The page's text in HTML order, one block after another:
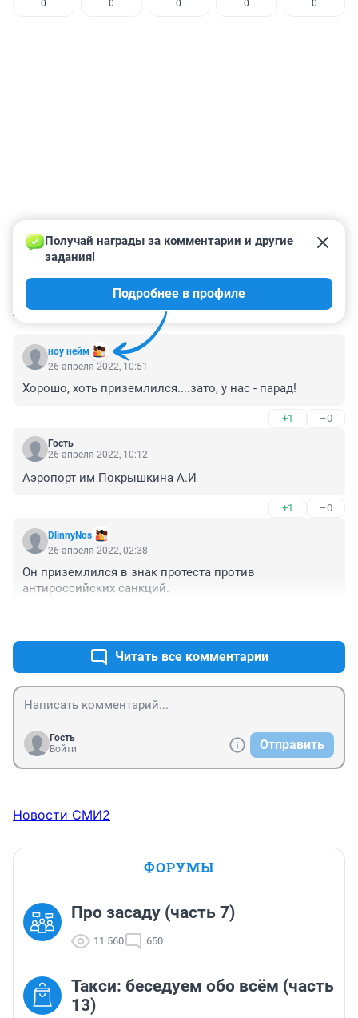
0 0 0 0 0
КОММЕНТАРИИ 54
ноу нейм
Получай награды за комментарии и другие
задания!
Подробнее в профиле
26 апреля 2022, 10:51
Хорошо, хоть приземлился....зато, у нас - парад!
+1 –0
Гость
26 апреля 2022, 10:12
Аэропорт им Покрышкина А.И
+1 –0
DlinnyNos
26 апреля 2022, 02:38
Он приземлился в знак протеста против
антироссийских санкций.
Читать все комментарии
Гость
Войти
Отправить
Новости СМИ2
ФОРУМЫ
Про засаду (часть 7)
11 560 650
Такси: беседуем обо всём (часть
13)